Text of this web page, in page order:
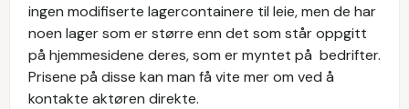
ingen modifiserte lagercontainere til leie, men de har
noen lager som er større enn det som står oppgitt
på hjemmesidene deres, som er myntet på bedrifter.
Prisene på disse kan man få vite mer om ved å
kontakte aktøren direkte.